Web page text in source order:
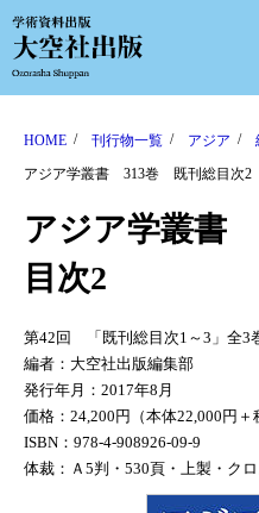
HOME 刊行物一覧 アジア
アジア学叢書 313巻 既刊総目次2
アジア学叢書
目次2
第42回 「既刊総目次1～3」全3
編者：大空社出版編集部
発行年月：2017年8月
価格：24,200円（本体22,000円＋
ISBN：978-4-908926-09-9
体裁：Ａ5判・530頁・上製・ク